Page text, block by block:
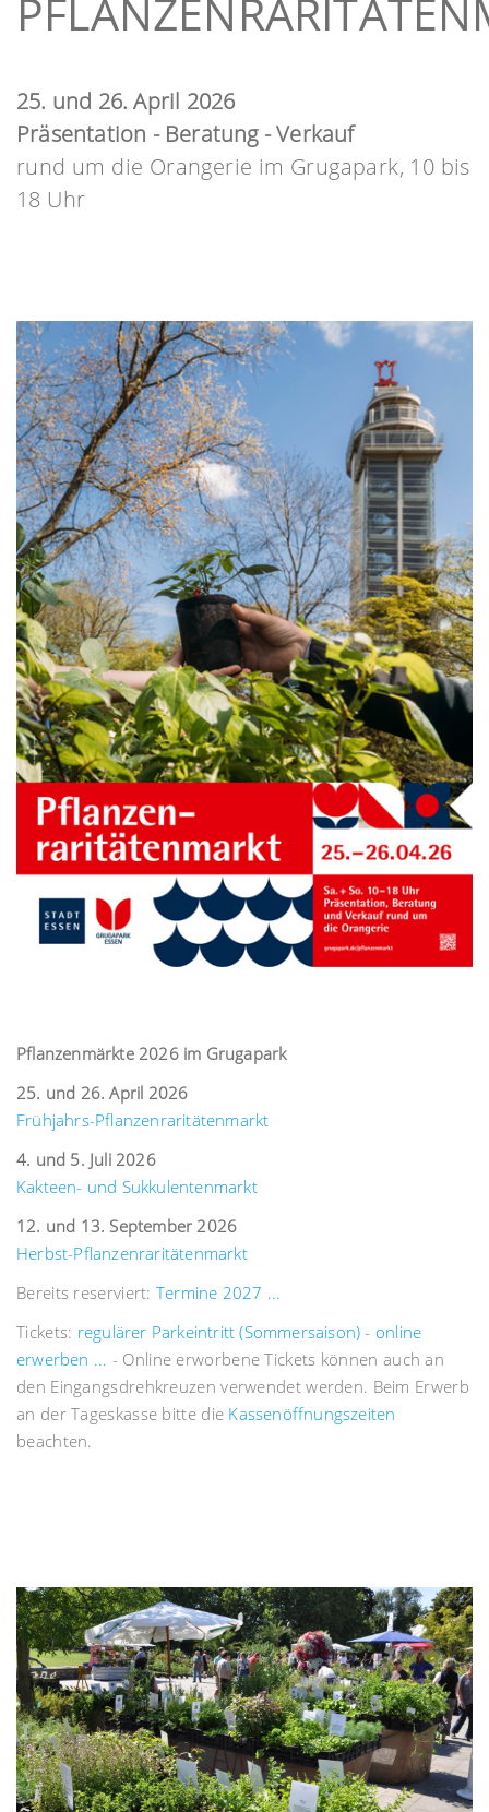
25. und 26. April 2026
Präsentation - Beratung - Verkauf
rund um die Orangerie im Grugapark, 10 bis
18 Uhr
Pflanzenmärkte 2026 im Grugapark
25. und 26. April 2026
Frühjahrs-Pflanzenraritätenmarkt
4. und 5. Juli 2026
Kakteen- und Sukkulentenmarkt
12. und 13. September 2026
Herbst-Pflanzenraritätenmarkt
Bereits reserviert: Termine 2027 ...
Tickets: regulärer Parkeintritt (Sommersaison) - online
erwerben ... - Online erworbene Tickets können auch an
den Eingangsdrehkreuzen verwendet werden. Beim Erwerb
an der Tageskasse bitte die Kassenöffnungszeiten
beachten.